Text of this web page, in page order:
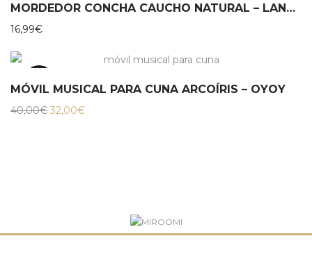
MORDEDOR CONCHA CAUCHO NATURAL – LANCO
16,99€
MÓVIL MUSICAL PARA CUNA ARCOÍRIS – OYOY
40,00€ El
32,00€El